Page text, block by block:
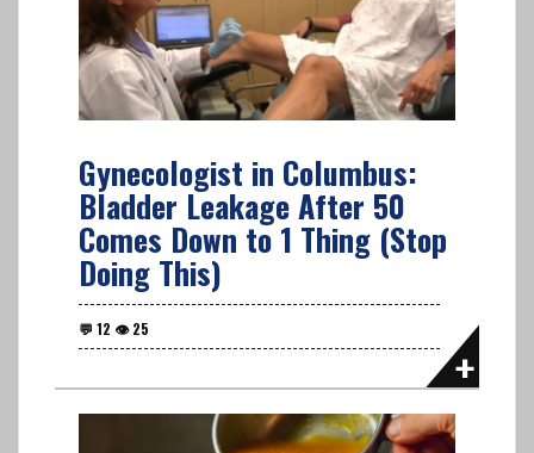
Gynecologist in Columbus:
Bladder Leakage After 50
Comes Down to 1 Thing (Stop
Doing This)